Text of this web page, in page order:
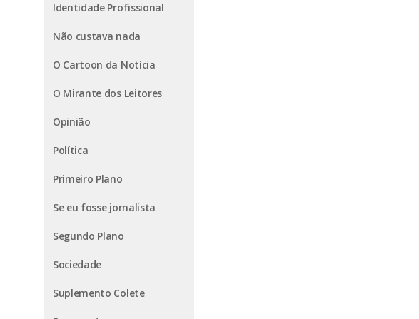
Identidade Profissional
Não custava nada
O Cartoon da Notícia
O Mirante dos Leitores
Opinião
Política
Primeiro Plano
Se eu fosse jornalista
Segundo Plano
Sociedade
Suplemento Colete